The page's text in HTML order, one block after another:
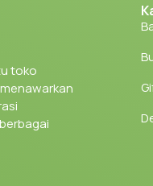
seperti pernikahan,
Dengan kualitas
menciptakan
yang maksimal.
dekorator veteran,
bagi pemula yang
yang telah
toko